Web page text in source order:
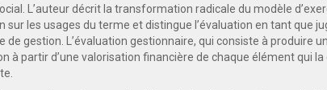
L’auteur décrit la transformation radicale du modèle
sur les usages du terme et distingue l’évaluation en tant que
de gestion. L’évaluation gestionnaire, qui consiste à produire
à partir d’une valorisation financière de chaque élément qui